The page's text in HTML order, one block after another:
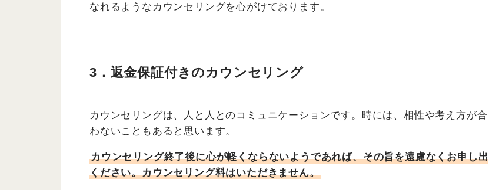
なれるようなカウンセリングを心がけております。
3．返金保証付きのカウンセリング
カウンセリングは、人と人とのコミュニケーションです。時には、相性や考え方が合
わないこともあると思います。
カウンセリング終了後に心が軽くならないようであれば、その旨を遠慮なくお申し出
ください。カウンセリング料はいただきません。